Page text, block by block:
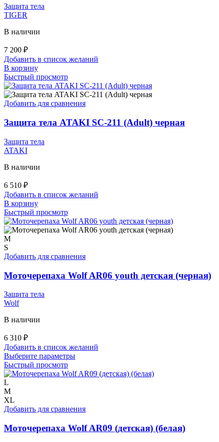
Защита тела
TIGER
В наличии
7 200 ₽
Добавить в список желаний
В корзину
Быстрый просмотр
Добавить для сравнения
Защита тела ATAKI SC-211 (Adult) черная
Защита тела
ATAKI
В наличии
6 510 ₽
Добавить в список желаний
В корзину
Быстрый просмотр
M
S
Добавить для сравнения
Моточерепаха Wolf AR06 youth детская (черная)
Защита тела
Wolf
В наличии
6 310 ₽
Добавить в список желаний
Выберите параметрыЭтот
имеет
можно
на
странице
Быстрый просмотр
L
M
XL
Добавить для сравнения
Моточерепаха Wolf AR09 (детская) (белая)